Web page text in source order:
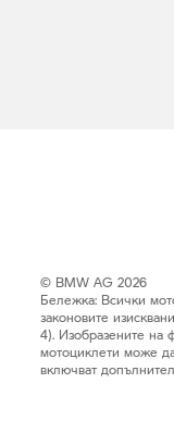
© BMW AG 2026
Бележка: Всички
законовите
4). Изобразените на
мотоциклети може
включват